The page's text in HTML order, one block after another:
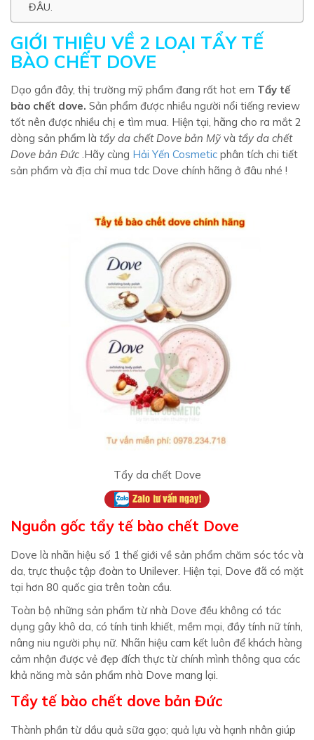
ĐÂU.
GIỚI THIỆU VỀ 2 LOẠI TẨY TẾ
BÀO CHẾT DOVE
Dạo gần đây, thị trường mỹ phẩm đang rất hot em Tẩy tế
bào chết dove. Sản phẩm được nhiều người nổi tiếng review
tốt nên được nhiều chị e tìm mua. Hiện tại, hãng cho ra mắt 2
dòng sản phẩm là tẩy da chết Dove bản Mỹ và tẩy da chết
Dove bản Đức .Hãy cùng Hải Yến Cosmetic phân tích chi tiết
sản phẩm và địa chỉ mua tdc Dove chính hãng ở đâu nhé !
Tẩy da chết Dove
Nguồn gốc tẩy tế bào chết Dove
Dove là nhãn hiệu số 1 thế giới về sản phẩm chăm sóc tóc và
da, trực thuộc tập đoàn to Unilever. Hiện tại, Dove đã có mặt
tại hơn 80 quốc gia trên toàn cầu.
Toàn bộ những sản phẩm từ nhà Dove đều không có tác
dụng gây khô da, có tính tinh khiết, mềm mại, đầy tính nữ tính,
nâng niu người phụ nữ. Nhãn hiệu cam kết luôn để khách hàng
cảm nhận được vẻ đẹp đích thực từ chính mình thông qua các
khả năng mà sản phẩm nhà Dove mang lại.
Tẩy tế bào chết dove bản Đức
Thành phần từ dầu quả sữa gạo; quả lựu và hạnh nhân giúp